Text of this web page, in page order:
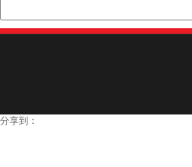
实时数
雪橇
单。
分享到：